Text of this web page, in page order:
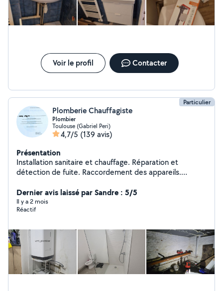
Voir le profil Contacter
Particulier
Plomberie Chauffagiste
Plombier
Toulouse (Gabriel Peri)
4,7/5 (139 avis)
Présentation
Installation sanitaire et chauffage. Réparation et
détection de fuite. Raccordement des appareils.
Dernier avis laissé par Sandre : 5/5
Il y a 2 mois
Réactif